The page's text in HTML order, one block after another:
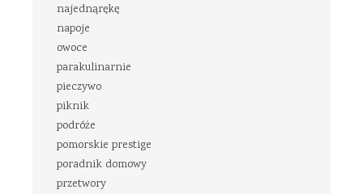
najednąrękę
napoje
owoce
parakulinarnie
pieczywo
piknik
podróże
pomorskie prestige
poradnik domowy
przetwory